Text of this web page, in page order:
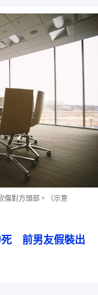
傷對方頭部。（示意
　前男友假裝出